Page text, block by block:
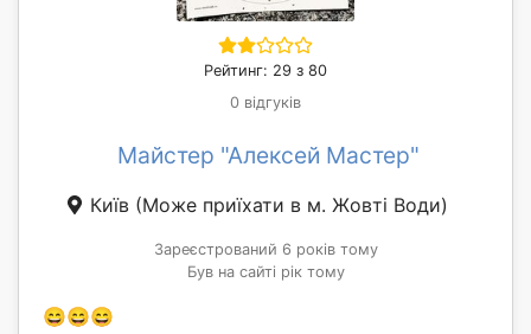
Рейтинг: 29 з 80
0 відгуків
Майстер "Алексей Мастер"
Київ (Може приїхати в м. Жовті Води)
Зареєстрований 6 років тому
Був на сайті рік тому
😄😄😄